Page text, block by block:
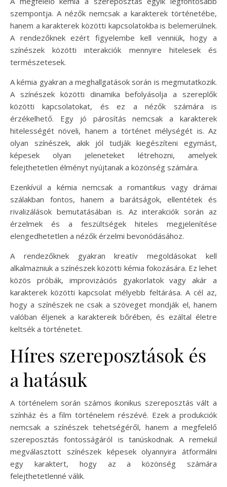
szempontja. A nézők nemcsak a karakterek történetébe,
hanem a karakterek közötti kapcsolatokba is belemerülnek.
A rendezőknek ezért figyelembe kell venniük, hogy a
színészek közötti interakciók mennyire hitelesek és
természetesek.
A kémia gyakran a meghallgatások során is megmutatkozik.
A színészek közötti dinamika befolyásolja a szereplők
közötti kapcsolatokat, és ez a nézők számára is
érzékelhető. Egy jó párosítás nemcsak a karakterek
hitelességét növeli, hanem a történet mélységét is. Az
olyan színészek, akik jól tudják kiegészíteni egymást,
képesek olyan jeleneteket létrehozni, amelyek
felejthetetlen élményt nyújtanak a közönség számára.
Ezenkívül a kémia nemcsak a romantikus vagy drámai
szálakban fontos, hanem a barátságok, ellentétek és
rivalizálások bemutatásában is. Az interakciók során az
érzelmek és a feszültségek hiteles megjelenítése
elengedhetetlen a nézők érzelmi bevonódásához.
A rendezőknek gyakran kreatív megoldásokat kell
alkalmazniuk a színészek közötti kémia fokozására. Ez lehet
közös próbák, improvizációs gyakorlatok vagy akár a
karakterek közötti kapcsolat mélyebb feltárása. A cél az,
hogy a színészek ne csak a szöveget mondják el, hanem
valóban éljenek a karaktereik bőrében, és ezáltal életre
keltsék a történetet.
Híres szereposztások és
a hatásuk
A történelem során számos ikonikus szereposztás vált a
színház és a film történelem részévé. Ezek a produkciók
nemcsak a színészek tehetségéről, hanem a megfelelő
szereposztás fontosságáról is tanúskodnak. A remekül
megválasztott színészek képesek olyannyira átformálni
egy karaktert, hogy az a közönség számára
felejthetetlenné válik.